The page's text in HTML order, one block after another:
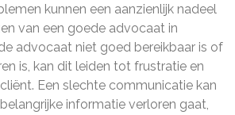
kunnen een aanzienlijk nadeel
van een goede advocaat in
advocaat niet goed bereikbaar is of
is, kan dit leiden tot frustratie en
Een slechte communicatie kan
informatie verloren gaat,